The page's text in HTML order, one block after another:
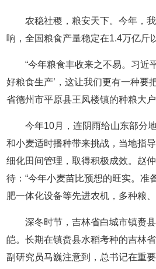
农稳社稷，粮安天下。今年，
响，全国粮食产量稳定在1.4万亿斤
“今年粮食丰收来之不易。习近
好粮食生产’，这让我们更有一种要
省德州市平原县王凤楼镇的种粮大户
今年10月，连阴雨给山东部分
和小麦适时播种带来挑战，当地指
细化田间管理，取得积极成效。赵
待：“今年小麦苗比预想的旺实。准
肥一体化设备等先进农机，多种粮
深冬时节，吉林省白城市镇赉
皑。长期在镇赉县水稻考种的吉林
副研究员马巍注意到，总书记在重